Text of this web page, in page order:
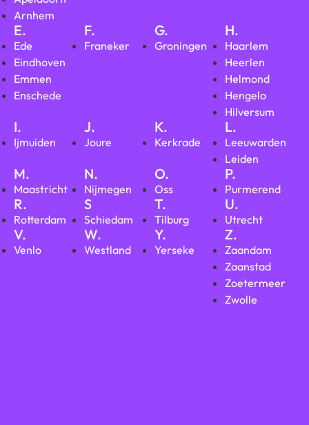
Arnhem
E.
Ede
Eindhoven
Emmen
Enschede
F.
Franeker
G.
Groningen
H.
Haarlem
Heerlen
Helmond
Hengelo
Hilversum
I.
Ijmuiden
J.
Joure
K.
Kerkrade
L.
Leeuwarden
Leiden
M.
Maastricht
N.
Nijmegen
O.
Oss
P.
Purmerend
R.
Rotterdam
S
Schiedam
T.
Tilburg
U.
Utrecht
V.
Venlo
W.
Westland
Y.
Yerseke
Z.
Zaandam
Zaanstad
Zoetermeer
Zwolle